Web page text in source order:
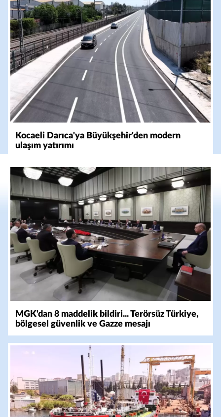
Kocaeli Darıca'ya Büyükşehir'den modern
ulaşım yatırımı
MGK'dan 8 maddelik bildiri... Terörsüz Türkiye,
bölgesel güvenlik ve Gazze mesajı